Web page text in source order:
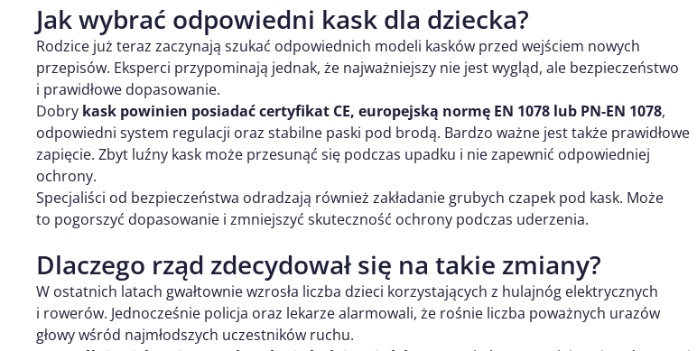
Jak wybrać odpowiedni kask dla dziecka?
Rodzice już teraz zaczynają szukać odpowiednich modeli kasków przed wejściem nowych
przepisów. Eksperci przypominają jednak, że najważniejszy nie jest wygląd, ale bezpieczeństwo
i prawidłowe dopasowanie.
Dobry kask powinien posiadać certyfikat CE, europejską normę EN 1078 lub PN-EN 1078,
odpowiedni system regulacji oraz stabilne paski pod brodą. Bardzo ważne jest także prawidłowe
zapięcie. Zbyt luźny kask może przesunąć się podczas upadku i nie zapewnić odpowiedniej
ochrony.
Specjaliści od bezpieczeństwa odradzają również zakładanie grubych czapek pod kask. Może
to pogorszyć dopasowanie i zmniejszyć skuteczność ochrony podczas uderzenia.
Dlaczego rząd zdecydował się na takie zmiany?
W ostatnich latach gwałtownie wzrosła liczba dzieci korzystających z hulajnóg elektrycznych
i rowerów. Jednocześnie policja oraz lekarze alarmowali, że rośnie liczba poważnych urazów
głowy wśród najmłodszych uczestników ruchu.